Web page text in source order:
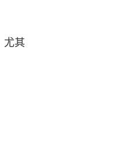
尤其